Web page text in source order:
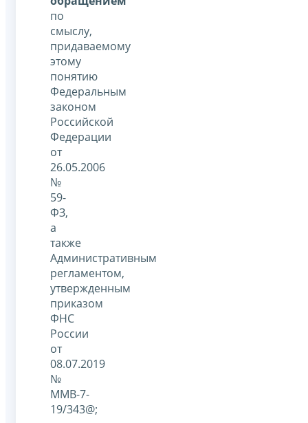
по
смыслу,
придаваемому
этому
понятию
Федеральным
законом
Российской
Федерации
от
26.05.2006
№
59-
ФЗ,
а
также
Административным
регламентом,
утвержденным
приказом
ФНС
России
от
08.07.2019
№
ММВ-7-
19/343@;